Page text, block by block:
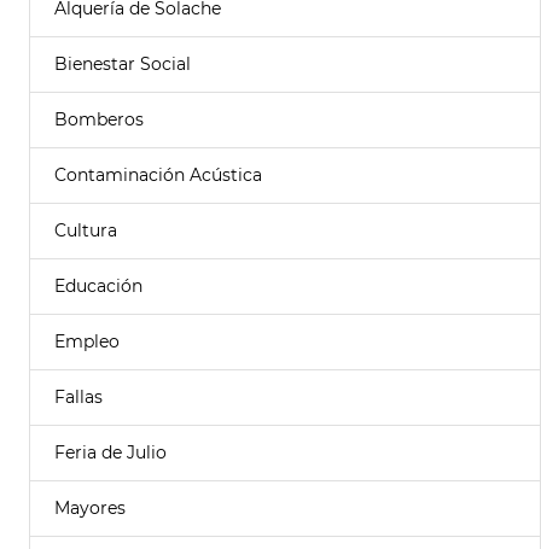
Alquería de Solache
Bienestar Social
Bomberos
Contaminación Acústica
Cultura
Educación
Empleo
Fallas
Feria de Julio
Mayores